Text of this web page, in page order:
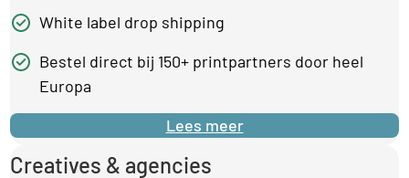
White label drop shipping
Bestel direct bij 150+ printpartners door heel
Europa
Lees meer
Creatives & agencies